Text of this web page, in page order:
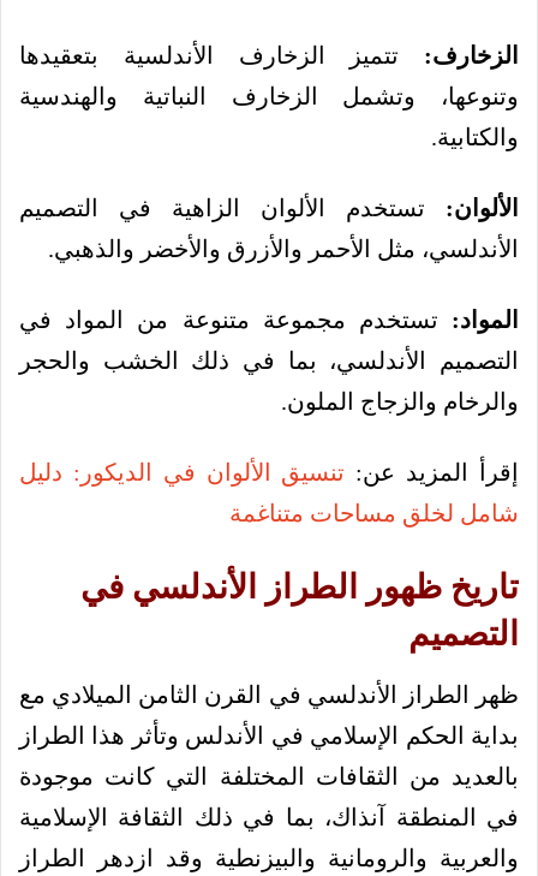
الزخارف: تتميز الزخارف الأندلسية بتعقيدها
وتنوعها، وتشمل الزخارف النباتية والهندسية
والكتابية.
الألوان: تستخدم الألوان الزاهية في التصميم
الأندلسي، مثل الأحمر والأزرق والأخضر والذهبي.
المواد: تستخدم مجموعة متنوعة من المواد في
التصميم الأندلسي، بما في ذلك الخشب والحجر
والرخام والزجاج الملون.
إقرأ المزيد عن: تنسيق الألوان في الديكور: دليل
شامل لخلق مساحات متناغمة
تاريخ ظهور الطراز الأندلسي في
التصميم
ظهر الطراز الأندلسي في القرن الثامن الميلادي مع
بداية الحكم الإسلامي في الأندلس وتأثر هذا الطراز
بالعديد من الثقافات المختلفة التي كانت موجودة
في المنطقة آنذاك، بما في ذلك الثقافة الإسلامية
والعربية والرومانية والبيزنطية وقد ازدهر الطراز